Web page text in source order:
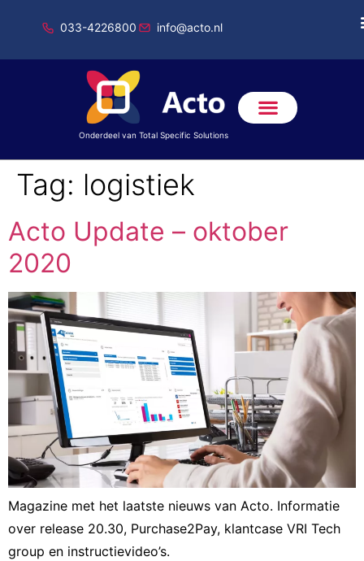
033-4226800 info@acto.nl
Onderdeel van Total Specific Solutions
Tag: logistiek
Acto Update – oktober
2020
Magazine met het laatste nieuws van Acto. Informatie
over release 20.30, Purchase2Pay, klantcase VRI Tech
group en instructievideo’s.